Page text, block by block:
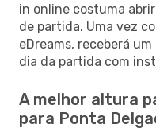
in online costuma
de partida. Uma vez
eDreams, receberá
dia da partida com
A melhor altura
para Ponta